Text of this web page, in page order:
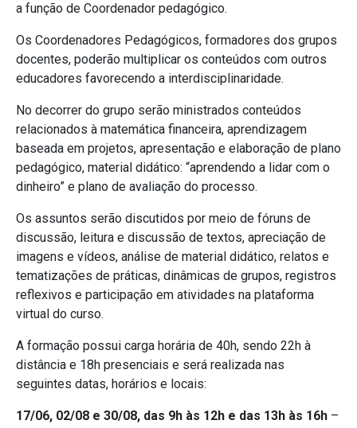
a função de Coordenador pedagógico.
Os Coordenadores Pedagógicos, formadores dos grupos
docentes, poderão multiplicar os conteúdos com outros
educadores favorecendo a interdisciplinaridade.
No decorrer do grupo serão ministrados conteúdos
relacionados à matemática financeira, aprendizagem
baseada em projetos, apresentação e elaboração de plano
pedagógico, material didático: “aprendendo a lidar com o
dinheiro” e plano de avaliação do processo.
Os assuntos serão discutidos por meio de fóruns de
discussão, leitura e discussão de textos, apreciação de
imagens e vídeos, análise de material didático, relatos e
tematizações de práticas, dinâmicas de grupos, registros
reflexivos e participação em atividades na plataforma
virtual do curso.
A formação possui carga horária de 40h, sendo 22h à
distância e 18h presenciais e será realizada nas
seguintes datas, horários e locais:
17/06, 02/08 e 30/08, das 9h às 12h e das 13h às 16h –